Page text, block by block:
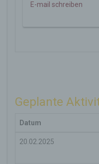
E-mail schreiben
Geplante
Datum
20.02.2025